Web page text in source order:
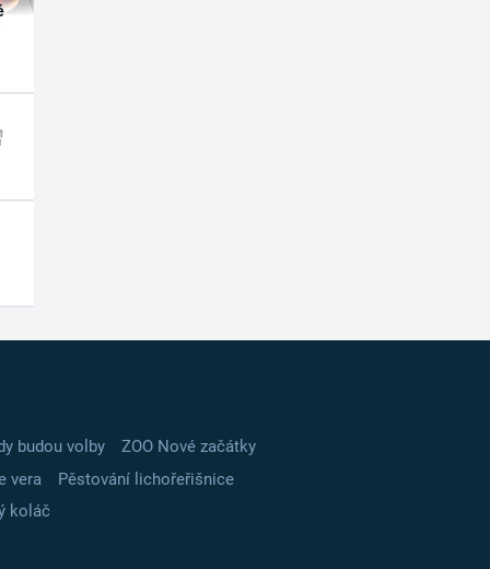
budou volby
ZOO Nové začátky
vera
Pěstování lichořeřišnice
koláč